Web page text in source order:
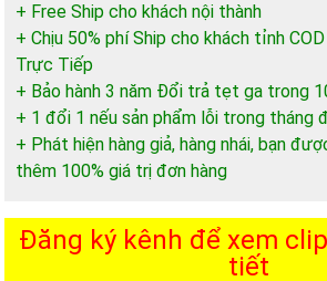
+ Free Ship cho khách nội thành
+ Chịu 50% phí Ship cho khách tỉnh
Trực Tiếp
+ Bảo hành 3 năm Đổi trả tẹt ga trong
+ 1 đổi 1 nếu sản phẩm lỗi trong tháng
+ Phát hiện hàng giả, hàng nhái, bạn
thêm 100% giá trị đơn hàng
Đăng ký kênh để xem
tiết